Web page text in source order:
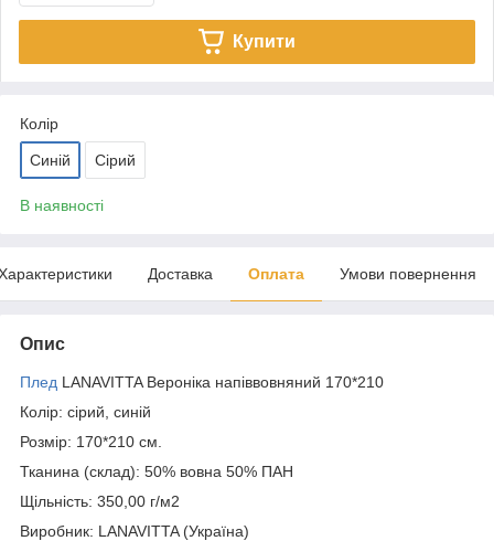
Купити
Колір
Синій Сірий
В наявності
Доставка Оплата Умови повернення
Опис
Плед LANAVITTA Вероніка напіввовняний 170*210
Колір: сірий, синій
Розмір: 170*210 см.
Тканина (склад): 50% вовна 50% ПАН
Щільність: 350,00 г/м2
Виробник: LANAVITTA (Україна)